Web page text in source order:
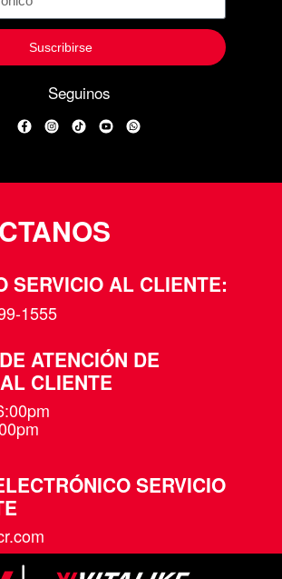
Suscribirse
Seguinos
FacebookInstagram
TikTokYouTubeWhatsApp
SERVICIO AL CLIENTE:
1555
ATENCIÓN DE
CLIENTE
SERVICIO